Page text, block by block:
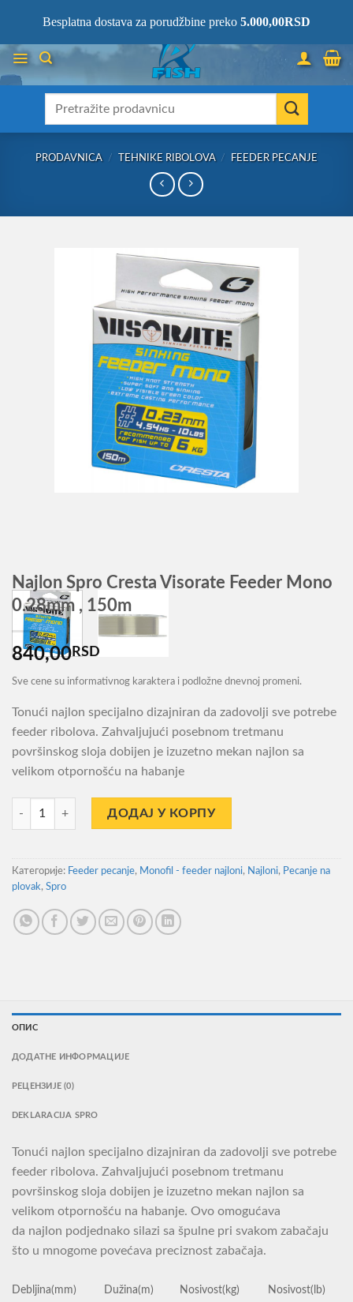
content
MESTU!
PRODAVNICA / TEHNIKE RIBOLOVA / FEEDER PECANJE
Najlon Spro Cresta Visorate Feeder Mono
0.28mm , 150m
840,00RSD
Sve cene su informativnog karaktera i podložne dnevnoj promeni.
Tonući najlon specijalno dizajniran da zadovolji sve potrebe
feeder ribolova. Zahvaljujući posebnom tretmanu
površinskog sloja dobijen je izuzetno mekan najlon sa
velikom otpornošću na habanje
Najlon Spro Cresta Visorate Feeder Mono 0.28mm , 150m количина
ДОДАЈ У КОРПУ
Категорије: Feeder pecanje, Monofil - feeder najloni, Najloni, Pecanje na
plovak, Spro
ОПИС
ДОДАТНЕ ИНФОРМАЦИЈЕ
РЕЦЕНЗИЈЕ (0)
DEKLARACIJA SPRO
Tonući najlon specijalno dizajniran da zadovolji sve potrebe
feeder ribolova. Zahvaljujući posebnom tretmanu
površinskog sloja dobijen je izuzetno mekan najlon sa
velikom otpornošću na habanje. Ovo omogućava
da najlon podjednako silazi sa špulne pri svakom zabačaju
što u mnogome povećava preciznost zabačaja.
Debljina(mm) Dužina(m) Nosivost(kg) Nosivost(lb)
Besplatna dostava za porudžbine preko 5.000,00RSD